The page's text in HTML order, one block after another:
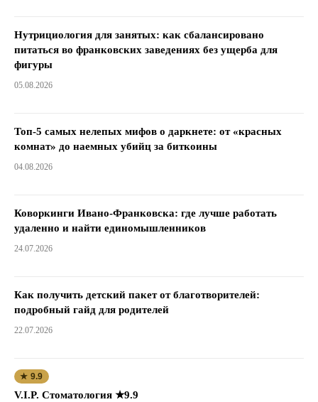
Нутрициология для занятых: как сбалансировано
питаться во франковских заведениях без ущерба для
фигуры
05.08.2026
Топ-5 самых нелепых мифов о даркнете: от «красных
комнат» до наемных убийц за биткоины
04.08.2026
Коворкинги Ивано-Франковска: где лучше работать
удаленно и найти единомышленников
24.07.2026
Как получить детский пакет от благотворителей:
подробный гайд для родителей
22.07.2026
★ 9.9
V.I.P. Стоматология ★9.9